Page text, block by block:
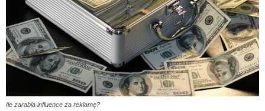
Ile zarabia influence za reklamę?